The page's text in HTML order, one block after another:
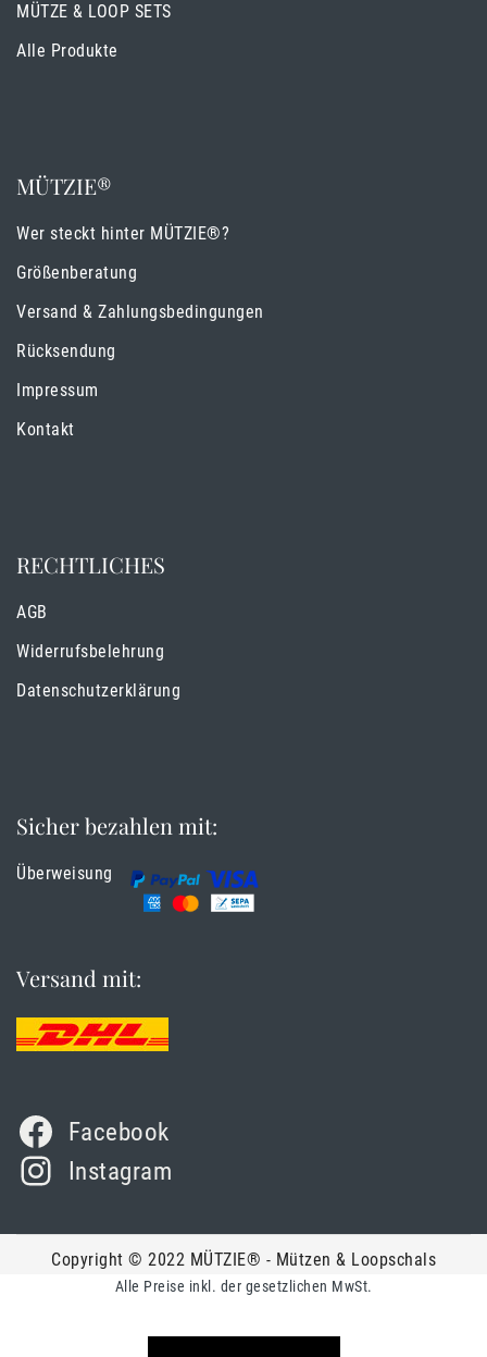
MÜTZE & LOOP SETS
Alle Produkte
MÜTZIE®
Wer steckt hinter MÜTZIE®?
Größenberatung
Versand & Zahlungsbedingungen
Rücksendung
Impressum
Kontakt
RECHTLICHES
AGB
Widerrufsbelehrung
Datenschutzerklärung
Sicher bezahlen mit:
Überweisung
Versand mit:
Facebook
Instagram
Copyright © 2022 MÜTZIE® - Mützen & Loopschals
Alle Preise inkl. der gesetzlichen MwSt.